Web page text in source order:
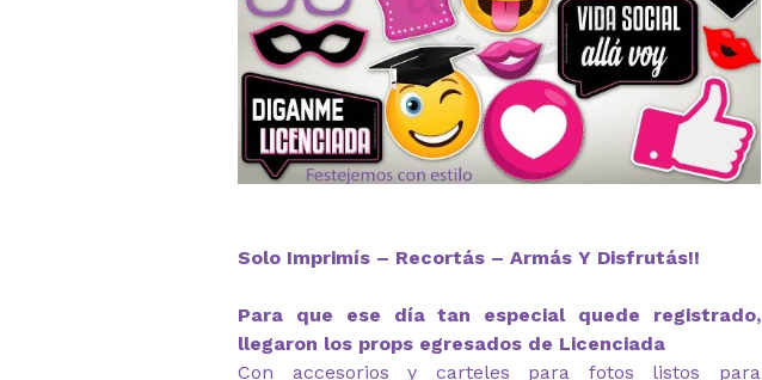
Solo Imprimís – Recortás – Armás Y Disfrutás!!
Para que ese día tan especial quede registrado,
llegaron los props egresados de Licenciada
Con accesorios y carteles para fotos listos para